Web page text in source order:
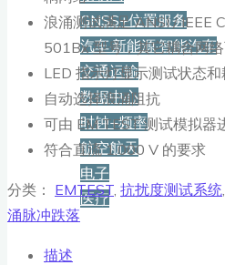
GNSS+位置服务
汽车·新能源·智能汽车
交通运输
数据中心
时钟+频率
航空航天
电子
医疗
产品
浪涌测试满足 ANSI / IEEE
501Bx 型号，其它耦合网络
LED 指示灯显示测试状态
自动选择浪涌阻抗
可由 EM TEST 测试模拟器
符合直流 1,000 V 的要求
分类： EMTEST 抗扰度测试系统
涌脉冲跌落
描述